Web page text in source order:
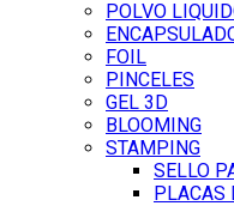
POLVO
FOIL
PINCELES
GEL 3D
BLOOMING
STAMPING
SELLO
PLACAS